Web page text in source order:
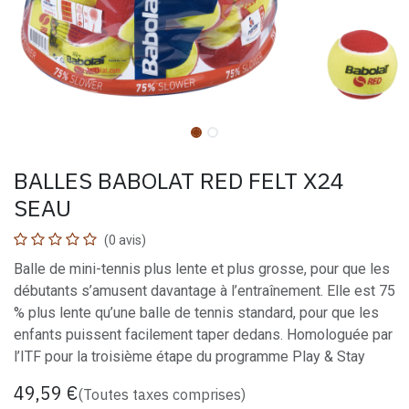
BALLES BABOLAT RED FELT X24
SEAU
(0 avis)
Balle de mini-tennis plus lente et plus grosse, pour que les
débutants s’amusent davantage à l’entraînement. Elle est 75
% plus lente qu’une balle de tennis standard, pour que les
enfants puissent facilement taper dedans. Homologuée par
l’ITF pour la troisième étape du programme Play & Stay
49,59 €(Toutes taxes comprises)